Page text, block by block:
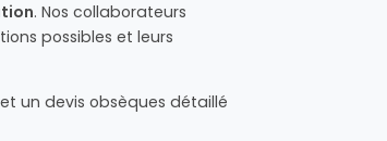
. Nos collaborateurs
possibles et leurs
un devis obsèques détaillé